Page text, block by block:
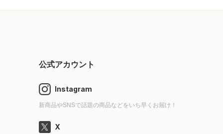
公式アカウント
Instagram
新商品やSNSで話題の商品などをいち早くお届け！
X